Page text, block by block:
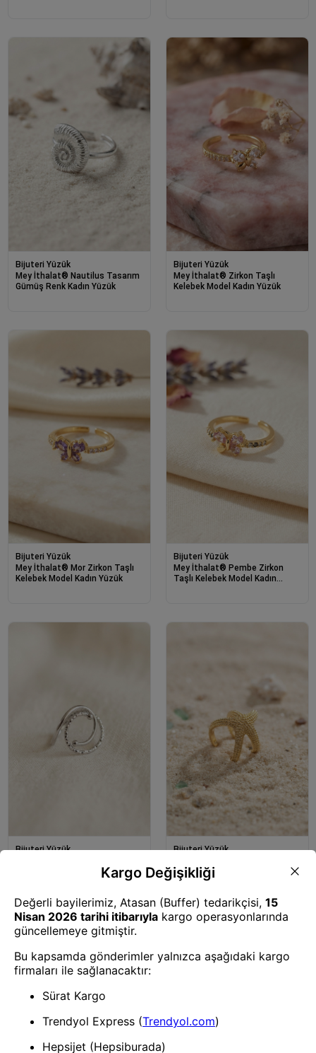
Bijuteri Yüzük
Mey İthalat® Nautilus Tasarım
Gümüş Renk Kadın Yüzük
Bijuteri Yüzük
Mey İthalat® Zirkon Taşlı
Kelebek Model Kadın Yüzük
Bijuteri Yüzük
Mey İthalat® Mor Zirkon Taşlı
Kelebek Model Kadın Yüzük
Bijuteri Yüzük
Mey İthalat® Pembe Zirkon
Taşlı Kelebek Model Kadın
Bijuteri Yüzük
Geometrik Çift Halka Tasarım
Bijuteri Yüzük
Yıldızı Model Kadın Yüzük